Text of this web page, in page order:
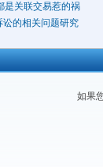
是关联交易惹的祸
的相关问题研究
如果